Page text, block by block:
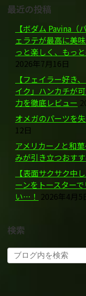
最近の投稿
【ボダム Pavina
ェラテが最高に美
っと楽しく、もっ
2026年7月16日
【フェイラー好き
イク」ハンカチが
力を徹底レビュー
オメガのパーツを
12日
アメリカーノと和
みが引き立つおす
【表面サクサク中
ーンをトースター
い…！ 2026年4月5
検索